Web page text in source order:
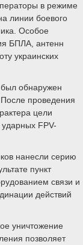
в режиме
линии боевого
Особое
БПЛА, антенн
украинских
был обнаружен
проведения
цели
FPV-
нанесли серию
пункт
связи и
действий
уничтожение
позволяет